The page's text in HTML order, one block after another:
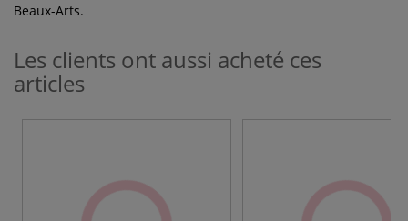
Beaux-Arts.
Les clients ont aussi acheté ces
articles